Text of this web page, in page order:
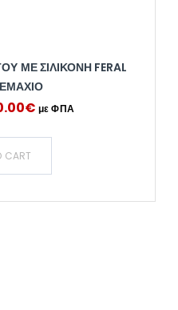
ΜΕ ΣΙΛΙΚΌΝΗ FERAL
€
CART